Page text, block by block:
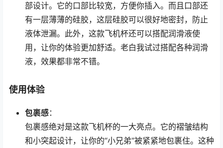
部设计。它的口部比较宽，方便你插入。而且口部还
有一层薄薄的硅胶，这层硅胶可以很好地密封，防止
液体泄漏。此外，这款飞机杯还可以搭配润滑液使
用，让你的体验更加舒适。老白我试过搭配各种润滑
液，效果都非常不错。
使用体验
包裹感：
包裹感绝对是这款飞机杯的一大亮点。它的褶皱结构
和小突起设计，让你的“小兄弟”被紧紧地包裹住。这种